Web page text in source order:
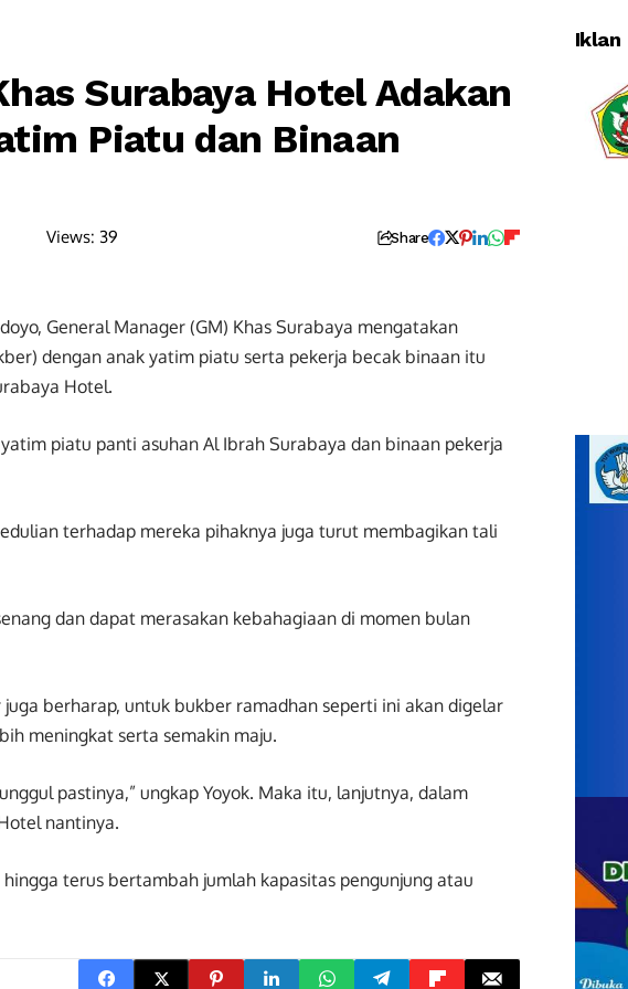
Surabaya Hotel Adakan
Piatu dan Binaan
Views: 39 Share
General Manager (GM) Khas Surabaya mengatakan
dengan anak yatim piatu serta pekerja becak binaan itu
Hotel.
piatu panti asuhan Al Ibrah Surabaya dan binaan pekerja
terhadap mereka pihaknya juga turut membagikan tali
dan dapat merasakan kebahagiaan di momen bulan
juga berharap, untuk bukber ramadhan seperti ini akan digelar
meningkat serta semakin maju.
pastinya,” ungkap Yoyok. Maka itu, lanjutnya, dalam
nantinya.
terus bertambah jumlah kapasitas pengunjung atau
Iklan